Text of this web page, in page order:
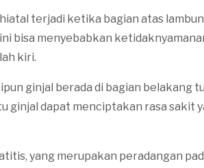
terjadi ketika bagian atas
bisa menyebabkan
kiri.
ginjal berada di bagian belakang
ginjal dapat menciptakan rasa sakit
yang merupakan peradangan